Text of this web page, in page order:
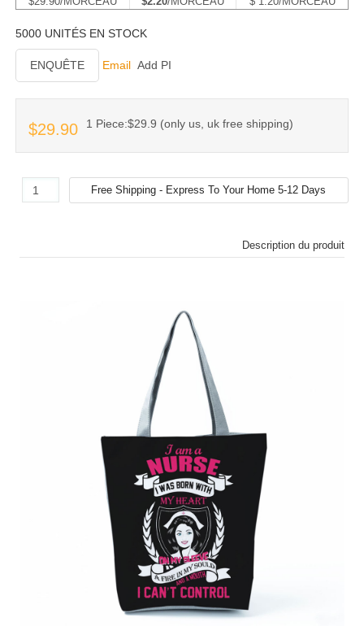
5000 UNITÉS EN STOCK
ENQUÊTE Email Add PI
$29.90 1 Piece:$29.9 (only us, uk free shipping)
Description du produit